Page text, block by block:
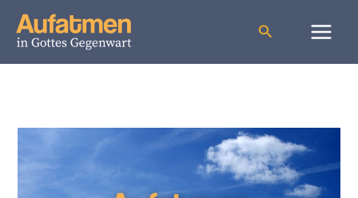
Inhalt
springen
Suchen